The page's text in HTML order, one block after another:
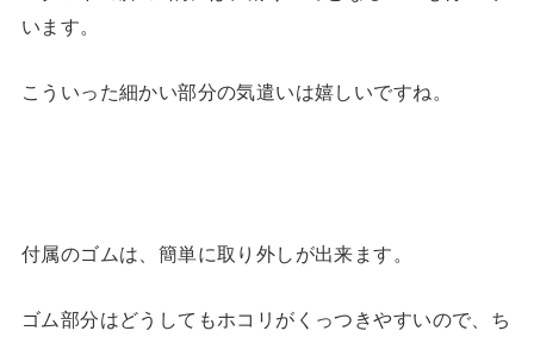
います。
こういった細かい部分の気遣いは嬉しいですね。
付属のゴムは、簡単に取り外しが出来ます。
ゴム部分はどうしてもホコリがくっつきやすいので、ち